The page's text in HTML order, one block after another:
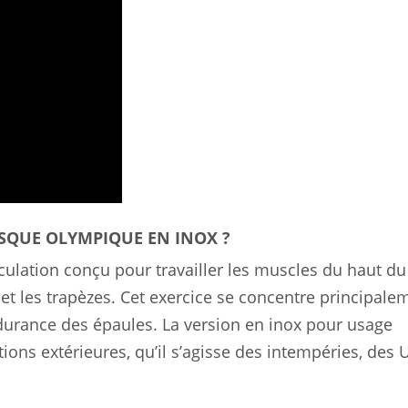
OLYMPIQUE EN INOX ?
conçu pour travailler les muscles du haut du
les trapèzes. Cet exercice se concentre
des épaules. La version en inox pour usage
extérieures, qu’il s’agisse des intempéries, des